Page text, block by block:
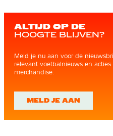
ALTIJD OP DE
HOOGTE BLIJVEN?
Meld je nu aan voor de
relevant voetbalnieuws en
merchandise.
MELD JE AAN